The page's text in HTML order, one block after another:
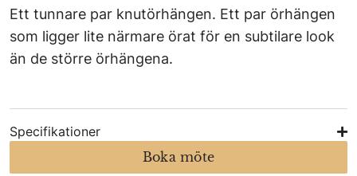
Ett tunnare par knutörhängen. Ett par örhängen
som ligger lite närmare örat för en subtilare look
än de större örhängena.
Specifikationer
Boka möte